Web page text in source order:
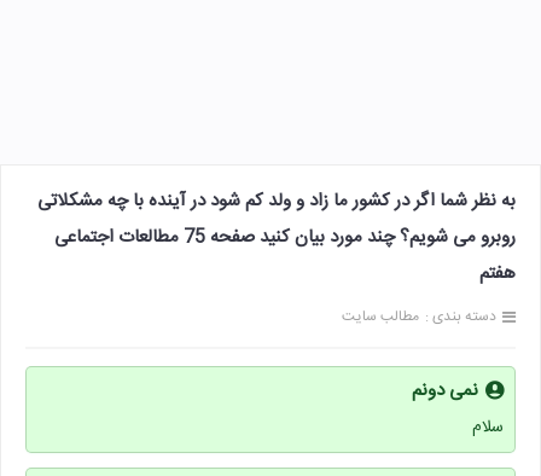
به نظر شما اگر در کشور ما زاد و ولد کم شود در آینده با چه مشکلاتی
روبرو می شویم؟ چند مورد بیان کنید صفحه 75 مطالعات اجتماعی
هفتم
دسته بندی : مطالب سایت
نمی دونم
سلام